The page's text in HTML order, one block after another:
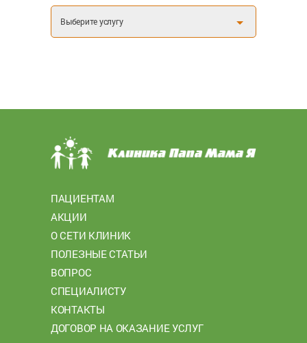
Выберите услугу
ПАЦИЕНТАМ
АКЦИИ
О СЕТИ КЛИНИК
ПОЛЕЗНЫЕ СТАТЬИ
ВОПРОС
СПЕЦИАЛИСТУ
КОНТАКТЫ
ДОГОВОР НА ОКАЗАНИЕ УСЛУГ